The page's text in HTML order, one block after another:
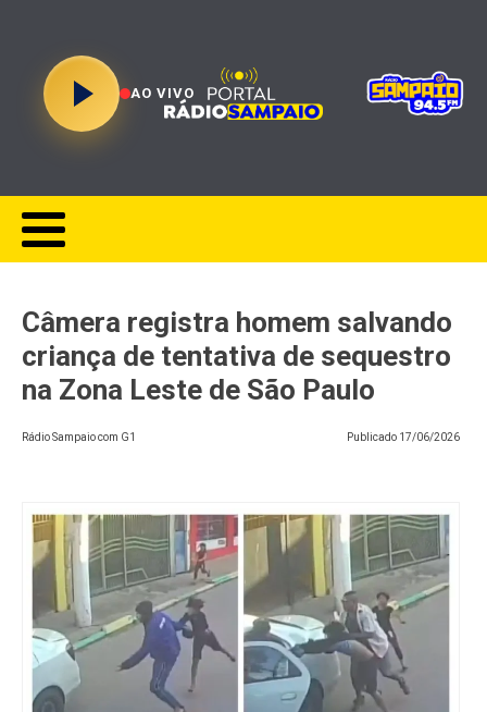
AO VIVO
Câmera registra homem salvando
criança de tentativa de sequestro
na Zona Leste de São Paulo
Rádio Sampaio com G1 Publicado 17/06/2026